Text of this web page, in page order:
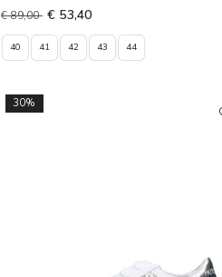
€ 89,00 € 53,40
40 41 42 43 44
30%